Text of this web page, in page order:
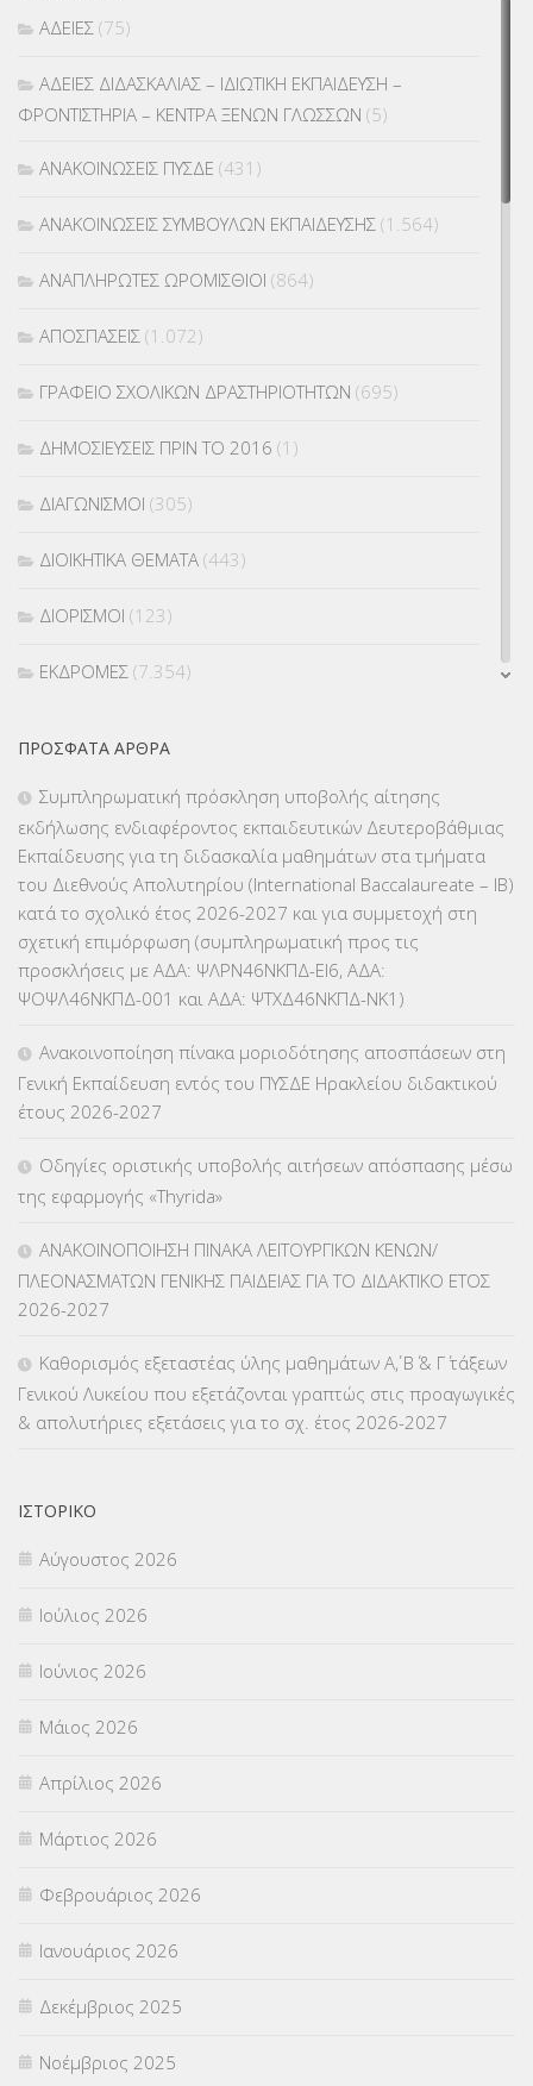
ΑΔΕΙΕΣ (75)
ΑΔΕΙΕΣ ΔΙΔΑΣΚΑΛΙΑΣ – ΙΔΙΩΤΙΚΗ ΕΚΠΑΙΔΕΥΣΗ –
ΦΡΟΝΤΙΣΤΗΡΙΑ – ΚΕΝΤΡΑ ΞΕΝΩΝ ΓΛΩΣΣΩΝ (5)
ΑΝΑΚΟΙΝΩΣΕΙΣ ΠΥΣΔΕ (431)
ΑΝΑΚΟΙΝΩΣΕΙΣ ΣΥΜΒΟΥΛΩΝ ΕΚΠΑΙΔΕΥΣΗΣ (1.564)
ΑΝΑΠΛΗΡΩΤΕΣ ΩΡΟΜΙΣΘΙΟΙ (864)
ΑΠΟΣΠΑΣΕΙΣ (1.072)
ΓΡΑΦΕΙΟ ΣΧΟΛΙΚΩΝ ΔΡΑΣΤΗΡΙΟΤΗΤΩΝ (695)
ΔΗΜΟΣΙΕΥΣΕΙΣ ΠΡΙΝ ΤΟ 2016 (1)
ΔΙΑΓΩΝΙΣΜΟΙ (305)
ΔΙΟΙΚΗΤΙΚΑ ΘΕΜΑΤΑ (443)
ΔΙΟΡΙΣΜΟΙ (123)
ΕΚΔΡΟΜΕΣ (7.354)
ΕΠΙΜΟΡΦΩΣΗ Τ.Π.Ε.(10)
ΕΥΡΩΠΑΪΚΑ ΠΡΟΓΡΑΜΜΑΤΑ(230)
ΚΕΣΥ (60)
ΚΕΣΥΠ(109)
ΚΠγ – ΚΡΑΤΙΚΟ ΠΙΣΤΟΠΟΙΗΤΙΚΟ ΓΛΩΣΣΟΜΑΘΕΙΑΣ(135)
ΚΠπ- ΚΡΑΤΙΚΟ ΠΙΣΤΟΠΟΙΗΤΙΚΟ ΠΛΗΡΟΦΟΡΙΚΗΣ
ΛΟΙΠΑ(309)
ΜΕΤΑΘΕΣΕΙΣ-ΤΟΠΟΘΕΤΗΣΕΙΣ ΒΕΛΤΙΩΣΕΙΣ(319)
ΜΕΤΑΦΟΡΑ ΜΑΘΗΤΩΝ(3)
ΟΙΚΟΝΟΜΙΚΑ ΘΕΜΑΤΑ
Π.Ε.Κ. ΗΡΑΚΛΕΙΟΥ
ΠΑΝΕΛΛΑΔΙΚΕΣ ΕΞΕΤΑΣΕΙΣ
ΠΡΟΚΗΡΥΞΕΙΣ
ΣΕΜΙΝΑΡΙΑ – ΗΜΕΡΙΔΕΣ
ΣΕΠ(50)
ΣΤΕΛΕΧΗ (360)
ΣΥΜΒΟΥΛΕΥΤΙΚΟΣ ΣΤΑΘΜΟΣ ΝΕΩΝ
ΣΥΝΤΑΞΕΙΣ(12)
ΣΧΟΛΙΚΟΙ ΣΥΜΒΟΥΛΟΙ
ΥΠΕΡΑΡΙΘΜΟΙ(1)
ΠΡΌΣΦΑΤΑ ΆΡΘΡΑ
Συμπληρωματική πρόσκληση υποβολής αίτησης
εκδήλωσης ενδιαφέροντος εκπαιδευτικών Δευτεροβάθμιας
Εκπαίδευσης για τη διδασκαλία μαθημάτων στα τμήματα
του Διεθνούς Απολυτηρίου (International Baccalaureate – IB)
κατά το σχολικό έτος 2026-2027 και για συμμετοχή στη
σχετική επιμόρφωση (συμπληρωματική προς τις
προσκλήσεις με ΑΔΑ: ΨΛΡΝ46ΝΚΠΔ-ΕΙ6, ΑΔΑ:
ΨΟΨΛ46ΝΚΠΔ-001 και ΑΔΑ: ΨΤΧΔ46ΝΚΠΔ-ΝΚ1)
Ανακοινοποίηση πίνακα μοριοδότησης αποσπάσεων στη
Γενική Εκπαίδευση εντός του ΠΥΣΔΕ Ηρακλείου διδακτικού
έτους 2026-2027
Οδηγίες οριστικής υποβολής αιτήσεων απόσπασης μέσω
της εφαρμογής «Thyrida»
ΑΝΑΚΟΙΝΟΠΟΙΗΣΗ ΠΙΝΑΚΑ ΛΕΙΤΟΥΡΓΙΚΩΝ ΚΕΝΩΝ/
ΠΛΕΟΝΑΣΜΑΤΩΝ ΓΕΝΙΚΗΣ ΠΑΙΔΕΙΑΣ ΓΙΑ ΤΟ ΔΙΔΑΚΤΙΚΟ ΕΤΟΣ
2026-2027
Καθορισμός εξεταστέας ύλης μαθημάτων Α΄, Β΄ & Γ΄ τάξεων
Γενικού Λυκείου που εξετάζονται γραπτώς στις προαγωγικές
& απολυτήριες εξετάσεις για το σχ. έτος 2026-2027
ΙΣΤΟΡΙΚΌ
Αύγουστος 2026
Ιούλιος 2026
Ιούνιος 2026
Μάιος 2026
Απρίλιος 2026
Μάρτιος 2026
Φεβρουάριος 2026
Ιανουάριος 2026
Δεκέμβριος 2025
Νοέμβριος 2025